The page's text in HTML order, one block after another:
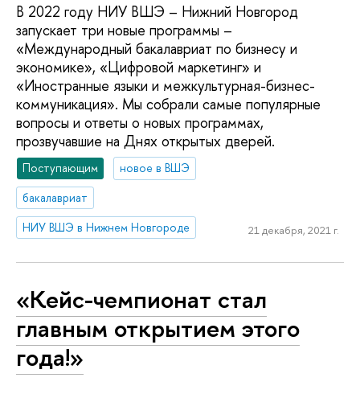
В 2022 году НИУ ВШЭ – Нижний Новгород
запускает три новые программы –
«Международный бакалавриат по бизнесу и
экономике», «Цифровой маркетинг» и
«Иностранные языки и межкультурная-бизнес-
коммуникация». Мы собрали самые популярные
вопросы и ответы о новых программах,
прозвучавшие на Днях открытых дверей.
Поступающим
новое в ВШЭ
бакалавриат
НИУ ВШЭ в Нижнем Новгороде
21 декабря, 2021 г.
«Кейс-чемпионат стал
главным открытием этого
года!»